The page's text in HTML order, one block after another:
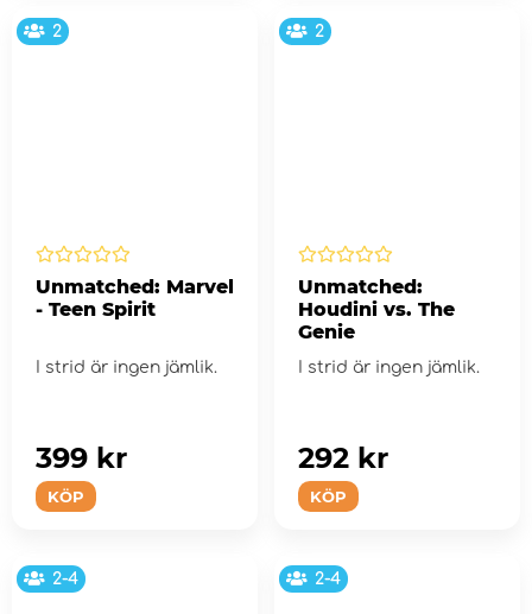
2
Unmatched: Marvel
- Teen Spirit
I strid är ingen jämlik.
KÖP
399 kr
2
Unmatched:
Houdini vs. The
Genie
I strid är ingen jämlik.
KÖP
292 kr
2-4 2-4